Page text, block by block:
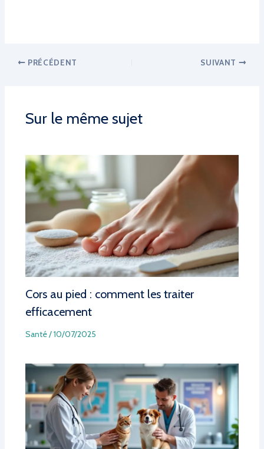
PRÉCÉDENT SUIVANT
Sur le même sujet
Cors au pied : comment les traiter
efficacement
Santé/10/07/2025